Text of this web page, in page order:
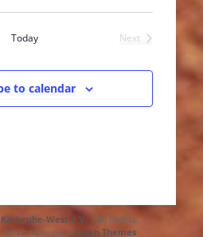
Today
Next
to calendar
Karlsruhe-West e.V.. Alle Rechte
nach Catch Themes